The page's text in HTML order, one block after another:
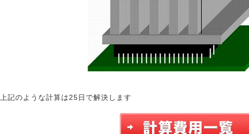
上記のような計算は25日で解決します